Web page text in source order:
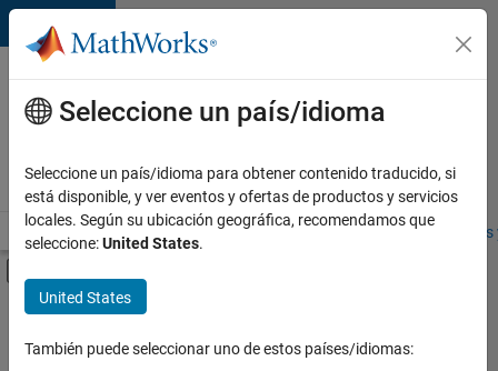
Saltar al contenido
Ofertas
de
empleo
MathWorks
Visión general Búsqueda de empleo Oficinas locales
Contenido principal
FILTRADO POR
Seleccione un país/idioma
Seleccione un país/idioma para obtener contenido traducido, si
está disponible, y ver eventos y ofertas de productos y servicios
locales. Según su ubicación geográfica, recomendamos que
seleccione:United States.
United States
También puede seleccionar uno de estos países/idiomas: